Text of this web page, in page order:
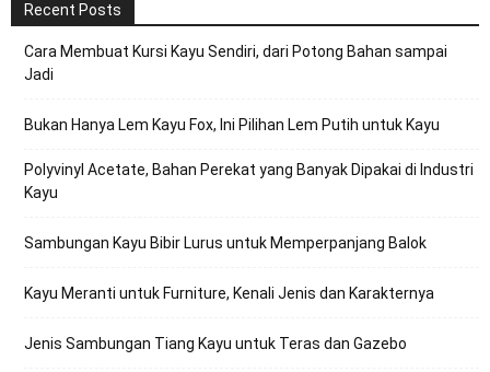
Recent Posts
Cara Membuat Kursi Kayu Sendiri, dari Potong Bahan sampai
Jadi
Bukan Hanya Lem Kayu Fox, Ini Pilihan Lem Putih untuk Kayu
Polyvinyl Acetate, Bahan Perekat yang Banyak Dipakai di Industri
Kayu
Sambungan Kayu Bibir Lurus untuk Memperpanjang Balok
Kayu Meranti untuk Furniture, Kenali Jenis dan Karakternya
Jenis Sambungan Tiang Kayu untuk Teras dan Gazebo